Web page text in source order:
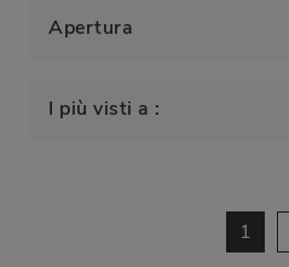
Apertura
I più visti a :
1